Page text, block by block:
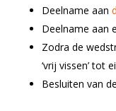
Deelname aan
Deelname aan
Zodra de
‘vrij vissen’ tot
Besluiten van